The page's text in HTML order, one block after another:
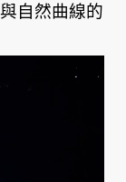
自然曲線的